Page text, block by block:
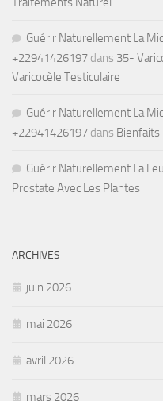
Guérir Naturellement La
+22941426197 dans 35-
Varicocèle Testiculaire
Guérir Naturellement La
+22941426197 dans Bienfaits
Guérir Naturellement La
Prostate Avec Les Plantes
ARCHIVES
juin 2026
mai 2026
avril 2026
mars 2026